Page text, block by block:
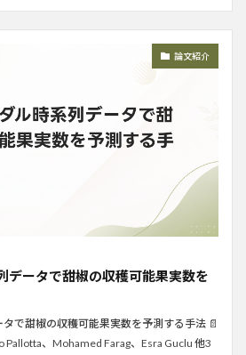
論文紹介
データで甜椒の収穫可能果実数を
で甜椒の収穫可能果実数を予測する手法 📄
Pallotta、Mohamed Farag、Esra Guclu 他3